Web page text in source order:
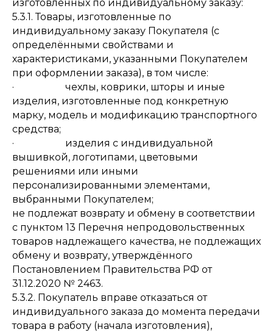
изготовленных по индивидуальному заказу:
5.3.1. Товары, изготовленные по
индивидуальному заказу Покупателя (с
определёнными свойствами и
характеристиками, указанными Покупателем
при оформлении заказа), в том числе:
· чехлы, коврики, шторы и иные
изделия, изготовленные под конкретную
марку, модель и модификацию транспортного
средства;
· изделия с индивидуальной
вышивкой, логотипами, цветовыми
решениями или иными
персонализированными элементами,
выбранными Покупателем;
не подлежат возврату и обмену в соответствии
с пунктом 13 Перечня непродовольственных
товаров надлежащего качества, не подлежащих
обмену и возврату, утверждённого
Постановлением Правительства РФ от
31.12.2020 № 2463.
5.3.2. Покупатель вправе отказаться от
индивидуального заказа до момента передачи
товара в работу (начала изготовления),